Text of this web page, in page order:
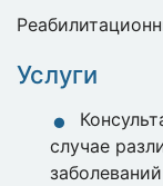
Услуги
случае